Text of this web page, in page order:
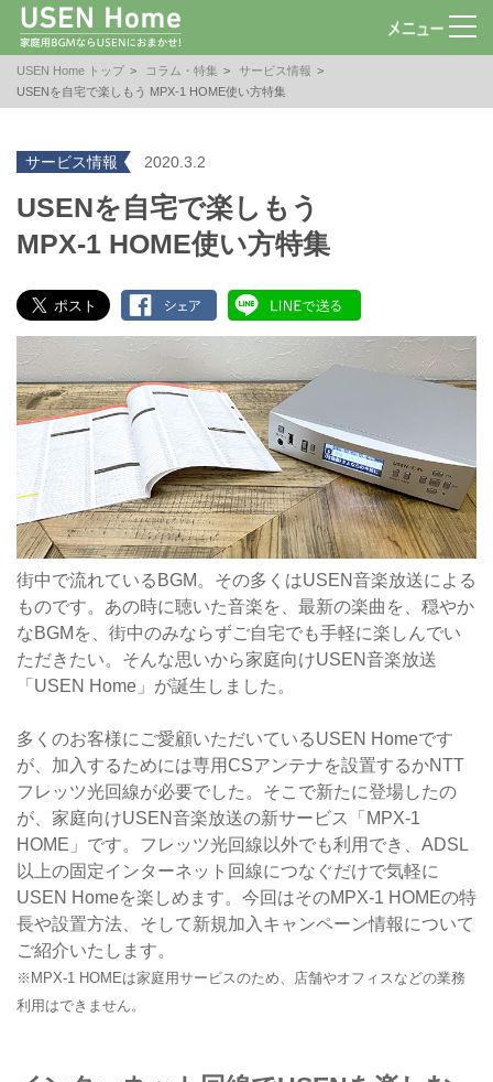
USEN Home トップ コラム・特集
サービス情報
USENを自宅で楽しもう MPX-1 HOME使い方特集
USENを自宅で楽しもう
MPX-1 HOME使い方特集
2020.3.2
サービス情報
街中で流れているBGM。その多くはUSEN音楽放送による
ものです。あの時に聴いた音楽を、最新の楽曲を、穏やか
なBGMを、街中のみならずご自宅でも手軽に楽しんでい
ただきたい。そんな思いから家庭向けUSEN音楽放送
「USEN Home」が誕生しました。
多くのお客様にご愛顧いただいているUSEN Homeです
が、加入するためには専用CSアンテナを設置するかNTT
フレッツ光回線が必要でした。そこで新たに登場したの
が、家庭向けUSEN音楽放送の新サービス「MPX-1
HOME」です。フレッツ光回線以外でも利用でき、ADSL
以上の固定インターネット回線につなぐだけで気軽に
USEN Homeを楽しめます。今回はそのMPX-1 HOMEの特
長や設置方法、そして新規加入キャンペーン情報について
ご紹介いたします。
※MPX-1 HOMEは家庭用サービスのため、店舗やオフィスなどの業務
利用はできません。